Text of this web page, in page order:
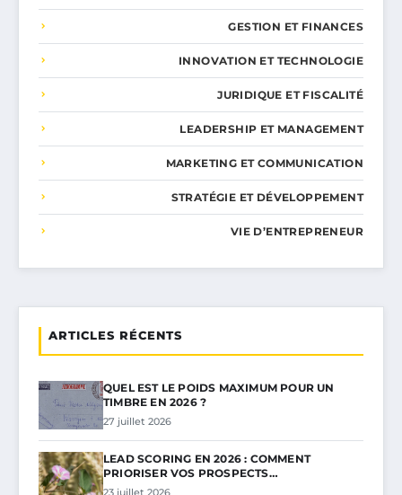
GESTION ET FINANCES
INNOVATION ET TECHNOLOGIE
JURIDIQUE ET FISCALITÉ
LEADERSHIP ET MANAGEMENT
MARKETING ET COMMUNICATION
STRATÉGIE ET DÉVELOPPEMENT
VIE D’ENTREPRENEUR
ARTICLES RÉCENTS
QUEL EST LE POIDS MAXIMUM POUR UN
TIMBRE EN 2026 ?
27 juillet 2026
LEAD SCORING EN 2026 : COMMENT
PRIORISER VOS PROSPECTS…
23 juillet 2026